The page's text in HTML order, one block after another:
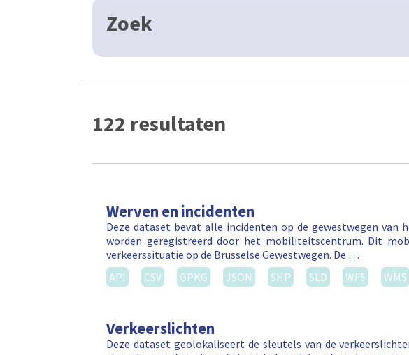
Zoek
122 resultaten
Werven en incidenten
Deze dataset bevat alle incidenten op de gewestwegen van
worden geregistreerd door het mobiliteitscentrum. Dit
verkeerssituatie op de Brusselse Gewestwegen. De …
API
CSV GPKG JSON SHP SLD WFS WMS
Verkeerslichten
Deze dataset geolokaliseert de sleutels van de